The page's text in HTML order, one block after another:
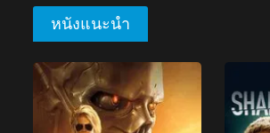
หนังแนะนำ